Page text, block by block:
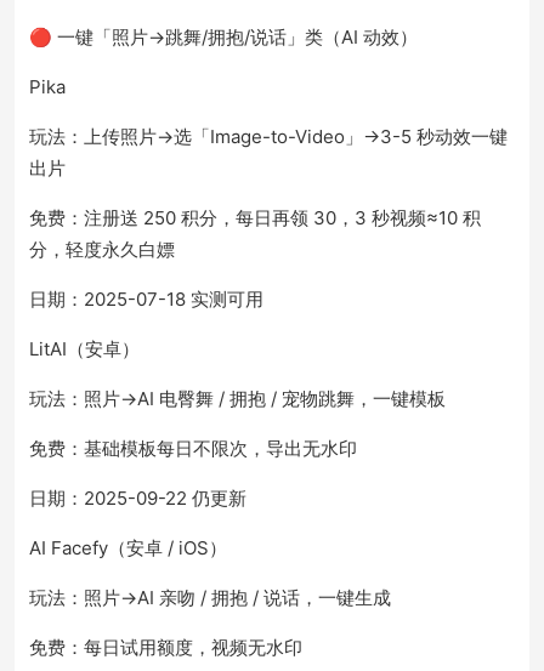
🔴 一键「照片→跳舞/拥抱/说话」类（AI 动效）
Pika
玩法：上传照片→选「Image-to-Video」→3-5 秒动效一键
出片
免费：注册送 250 积分，每日再领 30，3 秒视频≈10 积
分，轻度永久白嫖
日期：2025-07-18 实测可用
LitAI（安卓）
玩法：照片→AI 电臀舞 / 拥抱 / 宠物跳舞，一键模板
免费：基础模板每日不限次，导出无水印
日期：2025-09-22 仍更新
AI Facefy（安卓 / iOS）
玩法：照片→AI 亲吻 / 拥抱 / 说话，一键生成
免费：每日试用额度，视频无水印